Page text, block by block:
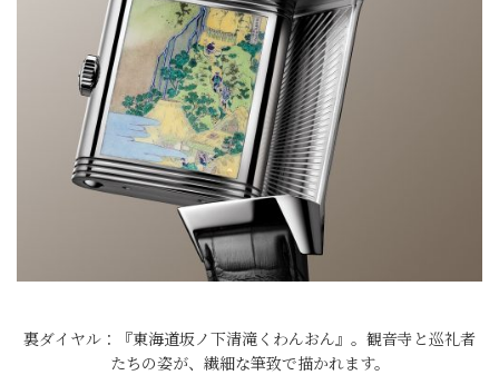
裏ダイヤル：『東海道坂ノ下清滝くわんおん』。観音寺と巡礼者
たちの姿が、繊細な筆致で描かれます。